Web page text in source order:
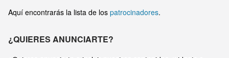
Aquí encontrarás la lista de los patrocinadores.
¿QUIERES ANUNCIARTE?